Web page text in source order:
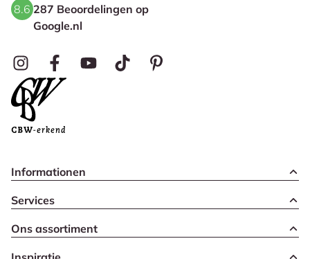
8.6 287 Beoordelingen op
Google.nl
Informationen
Services
Ons assortiment